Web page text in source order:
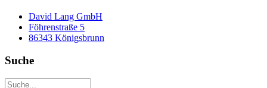
David Lang GmbH
Föhrenstraße 5
86343 Königsbrunn
Suche